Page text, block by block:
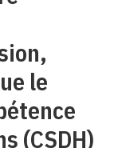
le
(CSDH)